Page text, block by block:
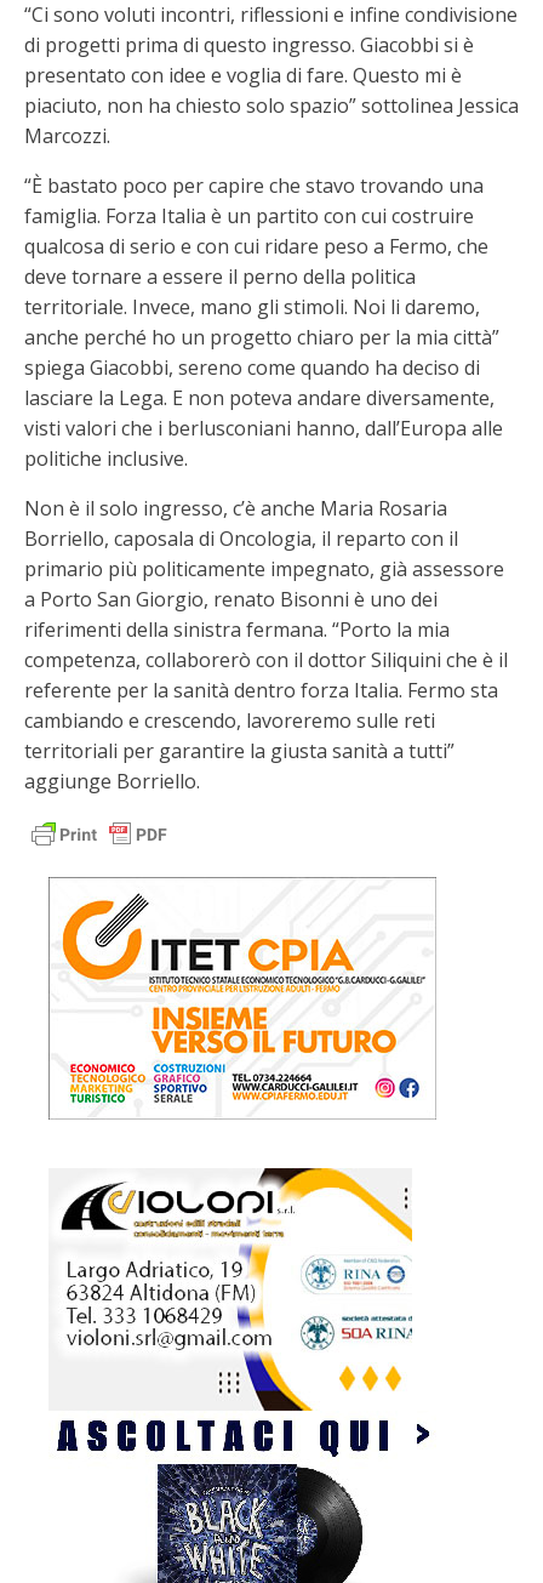
“Ci sono voluti incontri, riflessioni e infine condivisione
di progetti prima di questo ingresso. Giacobbi si è
presentato con idee e voglia di fare. Questo mi è
piaciuto, non ha chiesto solo spazio” sottolinea Jessica
Marcozzi.
“È bastato poco per capire che stavo trovando una
famiglia. Forza Italia è un partito con cui costruire
qualcosa di serio e con cui ridare peso a Fermo, che
deve tornare a essere il perno della politica
territoriale. Invece, mano gli stimoli. Noi li daremo,
anche perché ho un progetto chiaro per la mia città”
spiega Giacobbi, sereno come quando ha deciso di
lasciare la Lega. E non poteva andare diversamente,
visti valori che i berlusconiani hanno, dall’Europa alle
politiche inclusive.
Non è il solo ingresso, c’è anche Maria Rosaria
Borriello, caposala di Oncologia, il reparto con il
primario più politicamente impegnato, già assessore
a Porto San Giorgio, renato Bisonni è uno dei
riferimenti della sinistra fermana. “Porto la mia
competenza, collaborerò con il dottor Siliquini che è il
referente per la sanità dentro forza Italia. Fermo sta
cambiando e crescendo, lavoreremo sulle reti
territoriali per garantire la giusta sanità a tutti”
aggiunge Borriello.